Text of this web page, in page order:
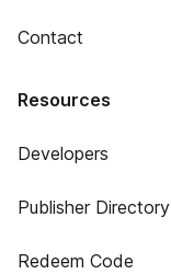
Contact
Resources
Developers
Publisher Directory
Redeem Code